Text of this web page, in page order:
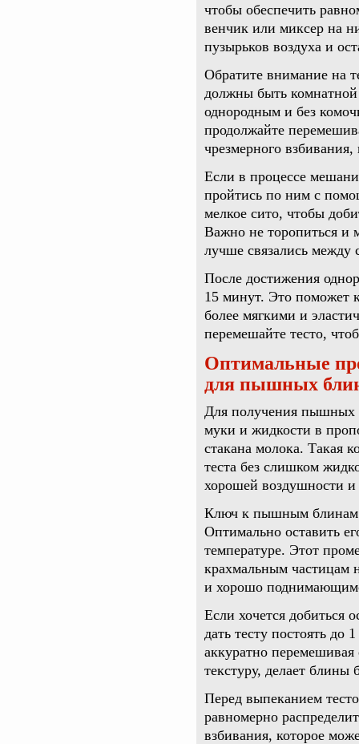
чтобы обеспечить
венчик или миксер на
пузырьков воздуха и
Обратите внимание на
должны быть комнатной
однородным и без
продолжайте
чрезмерного
Если в процессе
пройтись по ним с
мелкое сито, чтобы
Важно не торопиться и
лучше связались между
После достижения
15 минут. Это поможет
более мягкими и
перемешайте тесто,
Оптимальные
для пышных
Для получения пышных
муки и жидкости в
стакана молока. Такая
теста без слишком
хорошей воздушности и
Ключ к пышным блинам
Оптимально оставить
температуре. Этот
крахмальным частицам
и хорошо
Если хочется
дать тесту постоять до
аккуратно
текстуру, делает
Перед выпеканием
равномерно
взбивания, которое